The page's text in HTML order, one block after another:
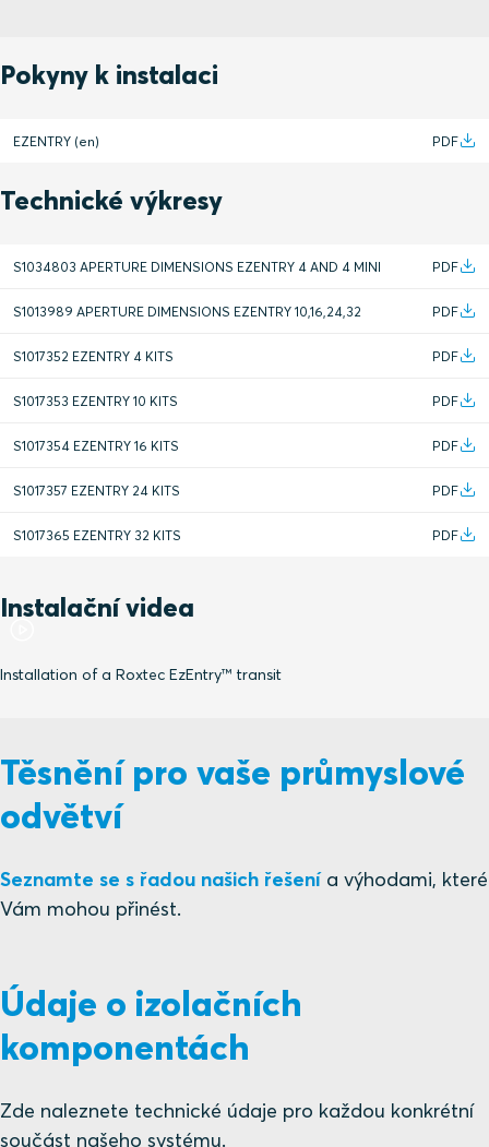
Pokyny k instalaci
EZENTRY (en) PDF
Technické výkresy
S1034803 APERTURE DIMENSIONS EZENTRY 4 AND 4 MINI PDF
S1013989 APERTURE DIMENSIONS EZENTRY 10,16,24,32 PDF
S1017352 EZENTRY 4 KITS PDF
S1017353 EZENTRY 10 KITS PDF
S1017354 EZENTRY 16 KITS PDF
S1017357 EZENTRY 24 KITS PDF
S1017365 EZENTRY 32 KITS PDF
Instalační videa
Installation of a Roxtec EzEntry™ transit
Těsnění pro vaše průmyslové
odvětví
Seznamte se s řadou našich řešenía výhodami, které
Vám mohou přinést.
Údaje o izolačních
komponentách
Zde naleznete technické údaje pro každou konkrétní
součást našeho systému.